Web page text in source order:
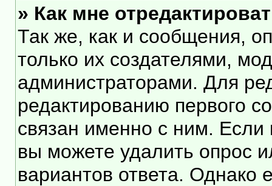
» Как мне
Так же, как и сообщения,
только их создателями,
администраторами. Для
редактированию первого
связан именно с ним. Если
вы можете удалить опрос
вариантов ответа. Однако